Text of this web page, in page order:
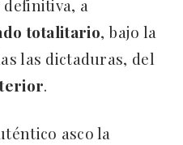
definitiva, a
totalitario, bajo la
las dictaduras, del
.
asco la